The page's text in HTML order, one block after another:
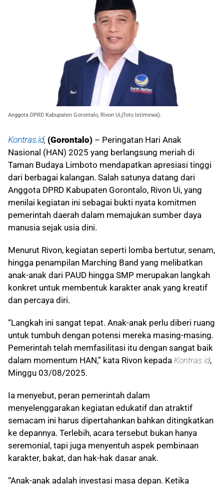
Anggota DPRD Kabupaten Gorontalo, Rivon Ui,(foto Istimewa).
Kontras.id, (Gorontalo) – Peringatan Hari Anak
Nasional (HAN) 2025 yang berlangsung meriah di
Taman Budaya Limboto mendapatkan apresiasi tinggi
dari berbagai kalangan. Salah satunya datang dari
Anggota DPRD Kabupaten Gorontalo, Rivon Ui, yang
menilai kegiatan ini sebagai bukti nyata komitmen
pemerintah daerah dalam memajukan sumber daya
manusia sejak usia dini.
Menurut Rivon, kegiatan seperti lomba bertutur, senam,
hingga penampilan Marching Band yang melibatkan
anak-anak dari PAUD hingga SMP merupakan langkah
konkret untuk membentuk karakter anak yang kreatif
dan percaya diri.
“Langkah ini sangat tepat. Anak-anak perlu diberi ruang
untuk tumbuh dengan potensi mereka masing-masing.
Pemerintah telah memfasilitasi itu dengan sangat baik
dalam momentum HAN,” kata Rivon kepada Kontras.id,
Minggu 03/08/2025.
Ia menyebut, peran pemerintah dalam
menyelenggarakan kegiatan edukatif dan atraktif
semacam ini harus dipertahankan bahkan ditingkatkan
ke depannya. Terlebih, acara tersebut bukan hanya
seremonial, tapi juga menyentuh aspek pembinaan
karakter, bakat, dan hak-hak dasar anak.
“Anak-anak adalah investasi masa depan. Ketika